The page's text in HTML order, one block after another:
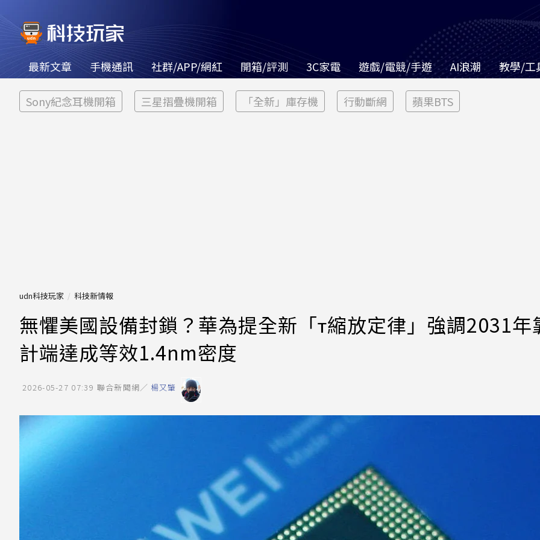
最新文章 手機通訊 社群/APP/網紅 開箱/評測 3C家電 遊戲/電競/手遊 AI浪潮 教學/工
Sony紀念耳機開箱 三星摺疊機開箱 「全新」庫存機 行動斷網 蘋果BTS
udn科技玩家 科技新情報
無懼美國設備封鎖？華為提全新「τ縮放定律」強調2031年
計端達成等效1.4nm密度
2026-05-27 07:39 聯合新聞網／ 楊又肇